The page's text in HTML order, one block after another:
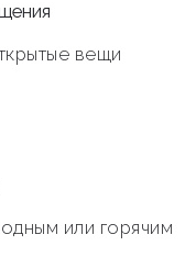
вещи
или горячим